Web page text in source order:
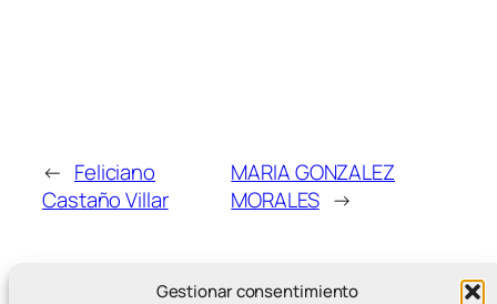
Gestionar consentimiento
← Feliciano
Castaño Villar
MARIA GONZALEZ
MORALES →